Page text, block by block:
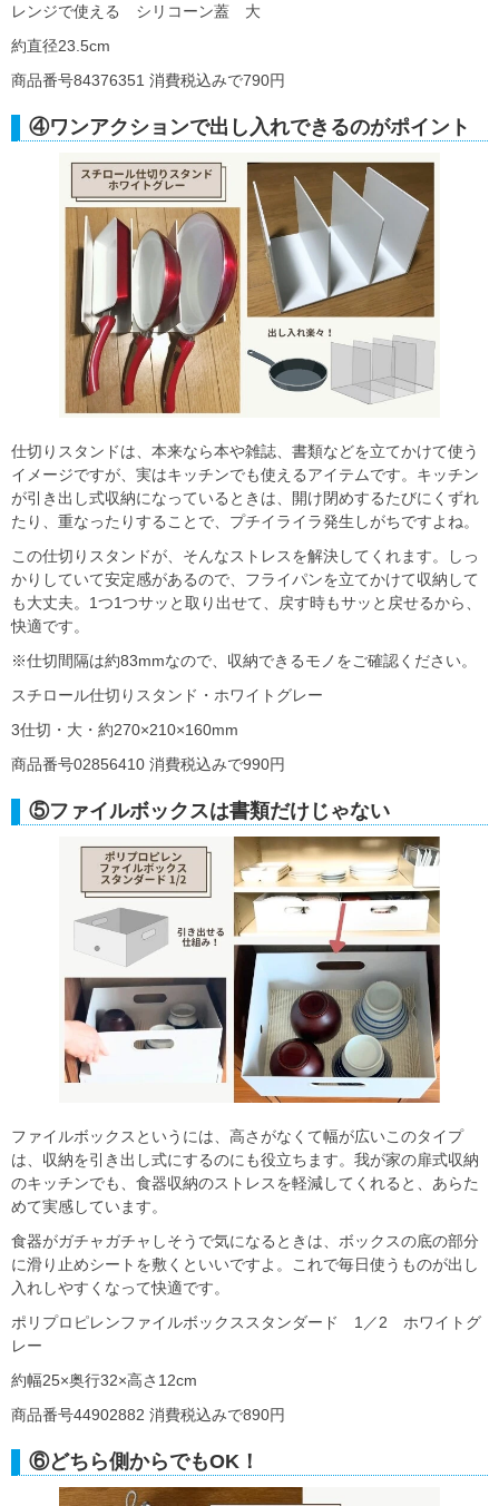
レンジで使える シリコーン蓋 大
約直径23.5cm
商品番号84376351 消費税込みで790円
④ワンアクションで出し入れできるのがポイント
仕切りスタンドは、本来なら本や雑誌、書類などを立てかけて使う
イメージですが、実はキッチンでも使えるアイテムです。キッチン
が引き出し式収納になっているときは、開け閉めするたびにくずれ
たり、重なったりすることで、プチイライラ発生しがちですよね。
この仕切りスタンドが、そんなストレスを解決してくれます。しっ
かりしていて安定感があるので、フライパンを立てかけて収納して
も大丈夫。1つ1つサッと取り出せて、戻す時もサッと戻せるから、
快適です。
※仕切間隔は約83mmなので、収納できるモノをご確認ください。
スチロール仕切りスタンド・ホワイトグレー
3仕切・大・約270×210×160mm
商品番号02856410 消費税込みで990円
⑤ファイルボックスは書類だけじゃない
ファイルボックスというには、高さがなくて幅が広いこのタイプ
は、収納を引き出し式にするのにも役立ちます。我が家の扉式収納
のキッチンでも、食器収納のストレスを軽減してくれると、あらた
めて実感しています。
食器がガチャガチャしそうで気になるときは、ボックスの底の部分
に滑り止めシートを敷くといいですよ。これで毎日使うものが出し
入れしやすくなって快適です。
ポリプロピレンファイルボックススタンダード 1／2 ホワイトグ
レー
約幅25×奥行32×高さ12cm
商品番号44902882 消費税込みで890円
⑥どちら側からでもOK！